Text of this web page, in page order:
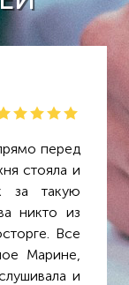
перед
стояла и
за такую
никто из
Все
Марине,
и